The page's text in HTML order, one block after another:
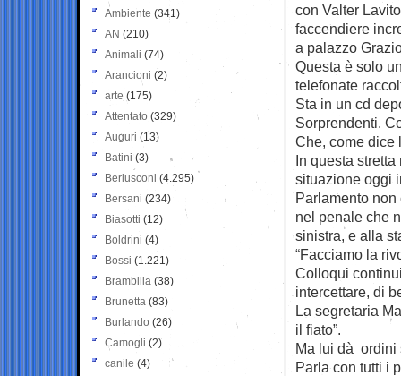
con Valter
faccendiere
a palazzo
Questa è solo
telefonate
Sta in un cd
Sorprendenti.
Che, come dice
In questa
situazione oggi
Parlamento
nel penale che
sinistra, e alla
“Facciamo la
Colloqui
intercettare, di
La segretaria
il fiato”.
Ma lui dà ordini
Parla con tutti i
Ambiente (341)
AN (210)
Animali (74)
Arancioni (2)
arte (175)
Attentato (329)
Auguri (13)
Batini (3)
Berlusconi (4.295)
Bersani (234)
Biasotti (12)
Boldrini (4)
Bossi (1.221)
Brambilla (38)
Brunetta (83)
Burlando (26)
Camogli (2)
canile (4)